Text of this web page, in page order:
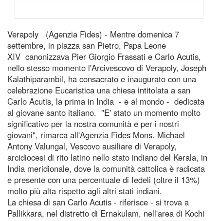
Verapoly (Agenzia Fides) - Mentre domenica 7
settembre, in piazza san Pietro, Papa Leone
XIV canonizzava Pier Giorgio Frassati e Carlo Acutis,
nello stesso momento l'Arcivescovo di Verapoly, Joseph
Kalathiparambil, ha consacrato e inaugurato con una
celebrazione Eucaristica una chiesa intitolata a san
Carlo Acutis, la prima in India - e al mondo - dedicata
al giovane santo italiano. "E' stato un momento molto
significativo per la nostra comunità e per i nostri
giovani", rimarca all'Agenzia Fides Mons. Michael
Antony Valungal, Vescovo ausiliare di Verapoly,
arcidiocesi di rito latino nello stato indiano del Kerala, in
India meridionale, dove la comunità cattolica è radicata
e presente con una percentuale di fedeli (oltre il 13%)
molto più alta rispetto agli altri stati indiani.
La chiesa di san Carlo Acutis - riferisce - si trova a
Pallikkara, nel distretto di Ernakulam, nell'area di Kochi